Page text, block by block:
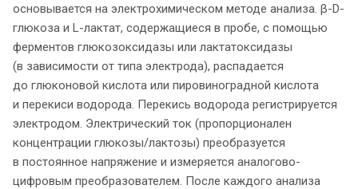
основывается на электрохимическом методе анализа. β-D-
глюкоза и L-лактат, содержащиеся в пробе, с помощью
ферментов глюкозоксидазы или лактатоксидазы
(в зависимости от типа электрода), распадается
до глюконовой кислота или пировиноградной кислота
и перекиси водорода. Перекись водорода регистрируется
электродом. Электрический ток (пропорционален
концентрации глюкозы/лактозы) преобразуется
в постоянное напряжение и измеряется аналогово-
цифровым преобразователем. После каждого анализа